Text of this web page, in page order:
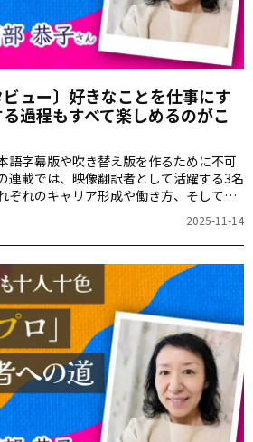
ビュー〕好きなことを仕事にす
過程もすべて楽しめるのがこ
語字幕版や吹き替え版を作るために不可
連載では、映像翻訳者として活躍する3名
ぞれのキャリア形成や働き方、そして映
ルついて深掘りしていきます。映像翻訳
ドを持ち、そしてどんな働き方をしてい
2025-11-14